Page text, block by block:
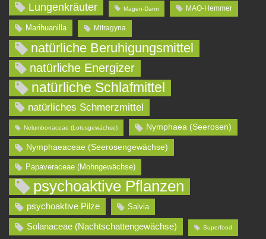
Lungenkräuter Magen-Darm MAO-Hemmer
Marihuanilla Mitragyna
natürliche Beruhigungsmittel
natürliche Energizer
natürliche Schlafmittel
natürliches Schmerzmittel
Nelumbonaceae (Lotusgewächse) Nymphaea (Seerosen)
Nymphaeaceae (Seerosengewächse)
Papaveraceae (Mohngewächse)
psychoaktive Pflanzen
psychoaktive Pilze Salvia
Solanaceae (Nachtschattengewächse) Superfood